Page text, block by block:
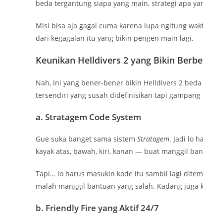
beda tergantung siapa yang main, strategi apa
Misi bisa aja gagal cuma karena lupa ngitung
dari kegagalan itu yang bikin pengen main lagi.
Keunikan Helldivers 2 yang Bikin
Nah, ini yang bener-bener bikin Helldivers 2
tersendiri yang susah didefinisikan tapi gampang
a. Stratagem Code System
Gue suka banget sama sistem Stratagem. Jadi lo
kayak atas, bawah, kiri, kanan — buat manggil
Tapi… lo harus masukin kode itu sambil lagi
malah manggil bantuan yang salah. Kadang
b. Friendly Fire yang Aktif 24/7